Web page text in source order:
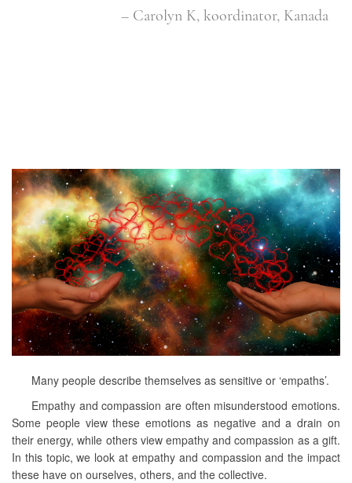
– Carolyn K, koordinator, Kanada
Many people describe themselves as sensitive or ‘empaths’.
Empathy and compassion are often misunderstood emotions.
Some people view these emotions as negative and a drain on
their energy, while others view empathy and compassion as a gift.
In this topic, we look at empathy and compassion and the impact
these have on ourselves, others, and the collective.